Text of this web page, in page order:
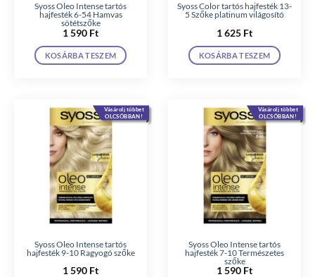
Syoss Oleo Intense tartós
hajfesték 6-54 Hamvas
sötétszőke
1 590 Ft
KOSÁRBA TESZEM
Syoss Color tartós hajfesték 13-
5 Szőke platinum világosító
1 625 Ft
KOSÁRBA TESZEM
Vásárolj többet
OLCSÓBBAN!
Syoss Oleo Intense tartós
hajfesték 9-10 Ragyogó szőke
1 590 Ft
Vásárolj többet
OLCSÓBBAN!
Syoss Oleo Intense tartós
hajfesték 7-10 Természetes
szőke
1 590 Ft